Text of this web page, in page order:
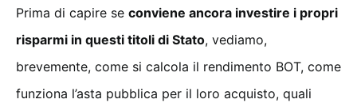
Prima di capire se conviene ancora investire i propri
risparmi in questi titoli di Stato, vediamo,
brevemente, come si calcola il rendimento BOT, come
funziona l’asta pubblica per il loro acquisto, quali